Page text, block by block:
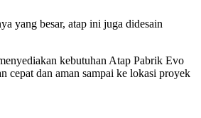
yang besar, atap ini juga didesain
kebutuhan Atap Pabrik Evo
dan aman sampai ke lokasi proyek